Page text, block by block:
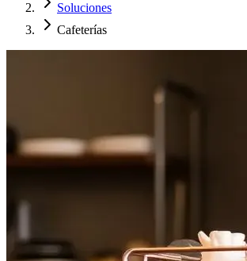
Soluciones
Cafeterías